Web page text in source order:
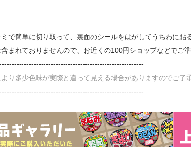
で簡単に切り取って、裏面のシールをはがしてうちわに貼
まれておりませんので、お近くの100円ショップなどでご準
り多少色味が実際と違って見える場合がありますのでご了